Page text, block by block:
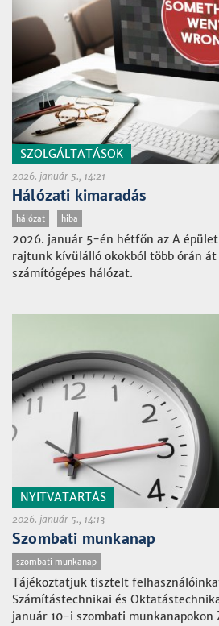
SZOLGÁLTATÁSOK
2026. január 5., 14:21
Hálózati kimaradás
hálózat hiba
2026. január 5-én hétfőn az A épület
rajtunk kívülálló okokból több órán
számítógépes hálózat.
NYITVATARTÁS
2026. január 5., 14:13
Szombati munkanap
szombati munkanap
Tájékoztatjuk tisztelt
Számítástechnikai és
január 10-i szombati munkanapokon